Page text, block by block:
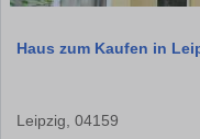
Haus zum Kaufen in
Leipzig, 04159